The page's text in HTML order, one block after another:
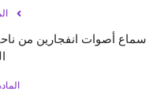
سماع أصوات انفجارين من